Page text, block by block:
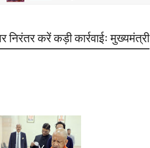
निरंतर करें कड़ी कार्रवाईः मुख्यमंत्री